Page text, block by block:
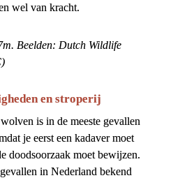
wel van kracht.
Beelden: Dutch Wildlife
en stroperij
is in de meeste gevallen
je eerst een kadaver moet
doodsoorzaak moet bewijzen.
in Nederland bekend